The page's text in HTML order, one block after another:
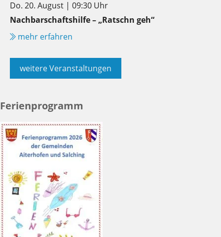
Do. 20. August | 09:30 Uhr
Nachbarschaftshilfe – „Ratschn geh“
mehr erfahren
weitere Veranstaltungen
Ferienprogramm